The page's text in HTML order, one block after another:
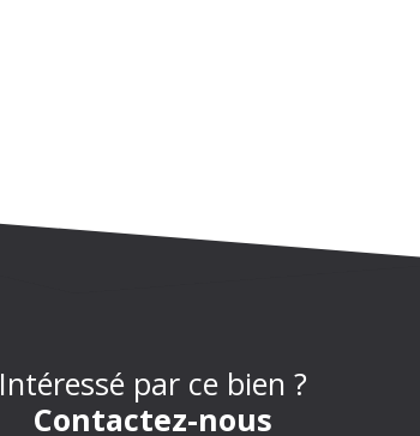
Intéressé par ce bien ?
Contactez-nous